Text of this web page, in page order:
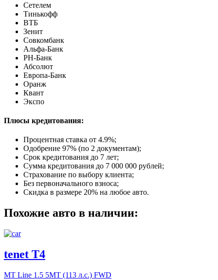
Сетелем
Тинькофф
ВТБ
Зенит
Совкомбанк
Альфа-Банк
РН-Банк
Абсолют
Европа-Банк
Оранж
Квант
Экспо
Плюсы кредитования:
Процентная ставка от 4.9%;
Одобрение 97% (по 2 документам);
Срок кредитования до 7 лет;
Сумма кредитования до 7 000 000 рублей;
Страхование по выбору клиента;
Без первоначального взноса;
Скидка в размере 20% на любое авто.
Похожие авто в наличии:
tenet T4
MT Line 1.5 5MT (113 л.с.) FWD